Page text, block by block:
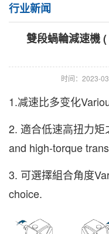
行业新闻
雙段蝸輪減速機
时间：2023-
1.减速比多变化
2. 適合低速高扭力矩
and high-torque
3. 可選擇組合角度
choice.